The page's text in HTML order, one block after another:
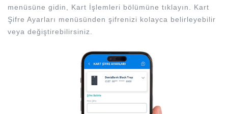
menüsüne gidin, Kart İşlemleri bölümüne tıklayın. Kart
Şifre Ayarları menüsünden şifrenizi kolayca belirleyebilir
veya değiştirebilirsiniz.